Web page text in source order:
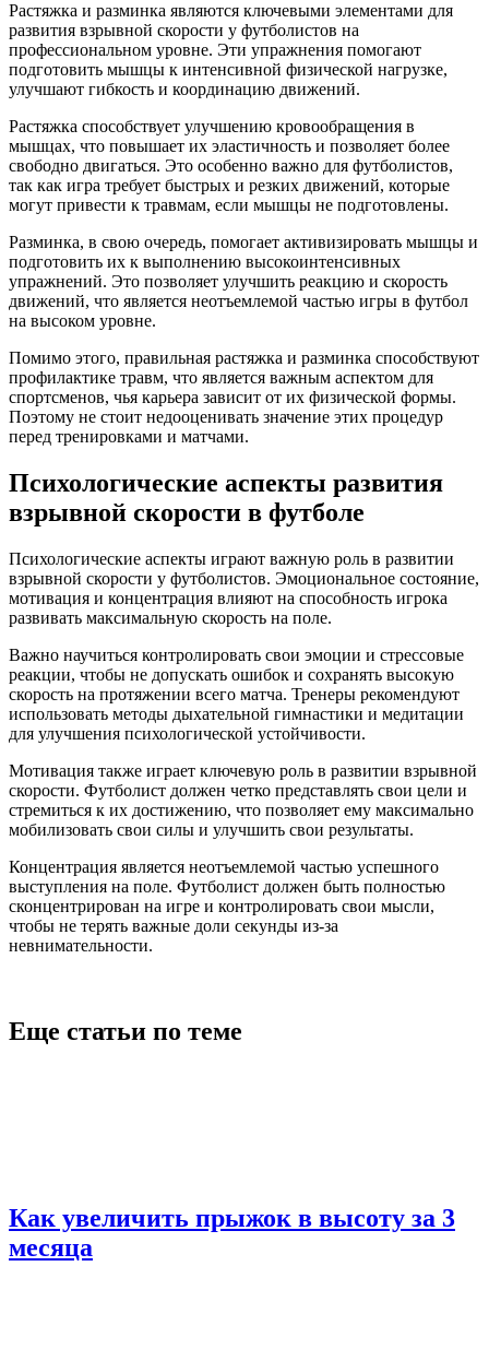
Растяжка и разминка являются ключевыми элементами для
развития взрывной скорости у футболистов на
профессиональном уровне. Эти упражнения помогают
подготовить мышцы к интенсивной физической нагрузке,
улучшают гибкость и координацию движений.
Растяжка способствует улучшению кровообращения в
мышцах, что повышает их эластичность и позволяет более
свободно двигаться. Это особенно важно для футболистов,
так как игра требует быстрых и резких движений, которые
могут привести к травмам, если мышцы не подготовлены.
Разминка, в свою очередь, помогает активизировать мышцы и
подготовить их к выполнению высокоинтенсивных
упражнений. Это позволяет улучшить реакцию и скорость
движений, что является неотъемлемой частью игры в футбол
на высоком уровне.
Помимо этого, правильная растяжка и разминка способствуют
профилактике травм, что является важным аспектом для
спортсменов, чья карьера зависит от их физической формы.
Поэтому не стоит недооценивать значение этих процедур
перед тренировками и матчами.
Психологические аспекты развития
взрывной скорости в футболе
Психологические аспекты играют важную роль в развитии
взрывной скорости у футболистов. Эмоциональное состояние,
мотивация и концентрация влияют на способность игрока
развивать максимальную скорость на поле.
Важно научиться контролировать свои эмоции и стрессовые
реакции, чтобы не допускать ошибок и сохранять высокую
скорость на протяжении всего матча. Тренеры рекомендуют
использовать методы дыхательной гимнастики и медитации
для улучшения психологической устойчивости.
Мотивация также играет ключевую роль в развитии взрывной
скорости. Футболист должен четко представлять свои цели и
стремиться к их достижению, что позволяет ему максимально
мобилизовать свои силы и улучшить свои результаты.
Концентрация является неотъемлемой частью успешного
выступления на поле. Футболист должен быть полностью
сконцентрирован на игре и контролировать свои мысли,
чтобы не терять важные доли секунды из-за
невнимательности.
Еще статьи по теме
Как увеличить прыжок в высоту за 3
месяца